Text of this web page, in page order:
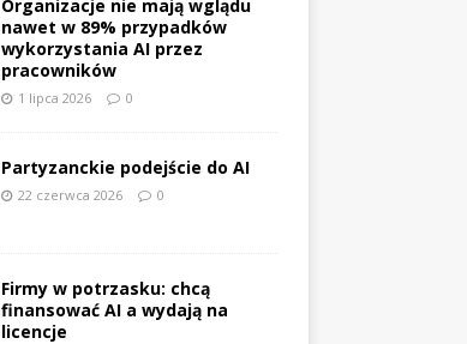
Organizacje nie mają wglądu
nawet w 89% przypadków
wykorzystania AI przez
pracowników
1 lipca 2026 0
Partyzanckie podejście do AI
22 czerwca 2026 0
Firmy w potrzasku: chcą
finansować AI a wydają na
licencje